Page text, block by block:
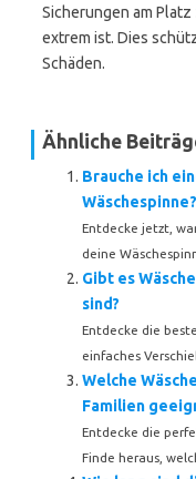
Sicherungen am
extrem ist. Dies
Schäden.
Ähnliche
Brauche ich
Wäschespinne?
Entdecke jetzt,
deine
Gibt es
sind?
Entdecke die
einfaches
Welche
Familien
Entdecke die
Finde heraus,